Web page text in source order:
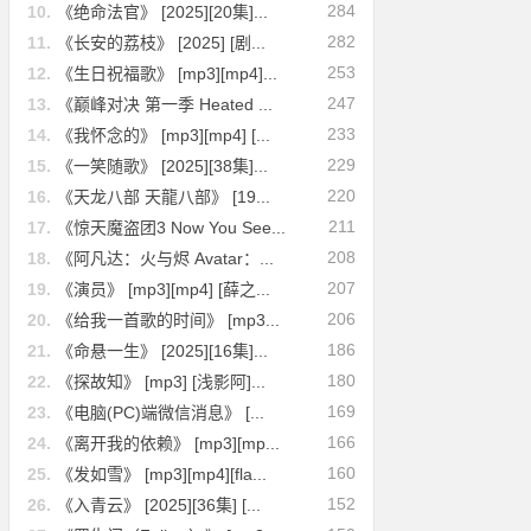
284
10.
《绝命法官》 [2025][20集]...
282
11.
《长安的荔枝》 [2025] [剧...
253
12.
《生日祝福歌》 [mp3][mp4]...
247
13.
《巅峰对决 第一季 Heated ...
233
14.
《我怀念的》 [mp3][mp4] [...
229
15.
《一笑随歌》 [2025][38集]...
220
16.
《天龙八部 天龍八部》 [19...
211
17.
《惊天魔盗团3 Now You See...
208
18.
《阿凡达：火与烬 Avatar：...
207
19.
《演员》 [mp3][mp4] [薛之...
206
20.
《给我一首歌的时间》 [mp3...
186
21.
《命悬一生》 [2025][16集]...
180
22.
《探故知》 [mp3] [浅影阿]...
169
23.
《电脑(PC)端微信消息》 [...
166
24.
《离开我的依赖》 [mp3][mp...
160
25.
《发如雪》 [mp3][mp4][fla...
152
26.
《入青云》 [2025][36集] [...